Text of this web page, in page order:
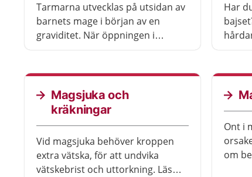
Tarmarna utvecklas på utsidan av
barnets mage i början av en
graviditet. När öppningen i
magen inte växer ihop får barnet
en öppning på magen, och
tarmarna blir kvar utanpå
kroppen. Det är mycket ovanligt
utanpå kroppen.
Har
Magsjuka och
kräkningar
Vid magsjuka behöver kroppen
extra vätska, för att undvika
vätskebrist och uttorkning. Läs
Ont i
om